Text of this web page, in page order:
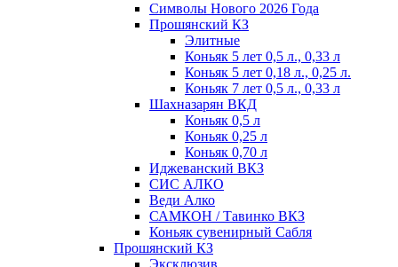
Символы Нового 2026 Года
Прошянский КЗ
Элитные
Коньяк 5 лет 0,5 л., 0,33 л
Коньяк 5 лет 0,18 л., 0,25 л.
Коньяк 7 лет 0,5 л., 0,33 л
Шахназарян ВКД
Коньяк 0,5 л
Коньяк 0,25 л
Коньяк 0,70 л
Иджеванский ВКЗ
СИС АЛКО
Веди Алко
САМКОН / Тавинко ВКЗ
Коньяк сувенирный Сабля
Прошянский КЗ
Эксклюзив